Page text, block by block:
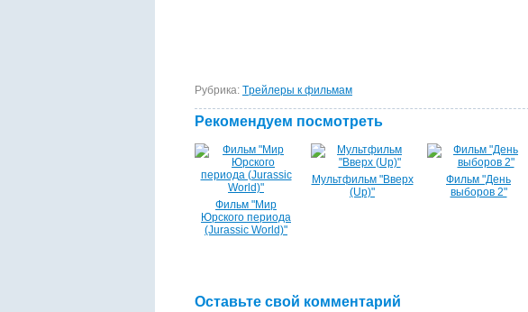
Рубрика: Tрейлеры к фильмам
Рекомендуем посмотреть
Фильм "Мир
Юрского периода
(Jurassic World)"
Мультфильм "Вверх
(Up)"
Фильм "День
выборов 2"
Оставьте свой комментарий